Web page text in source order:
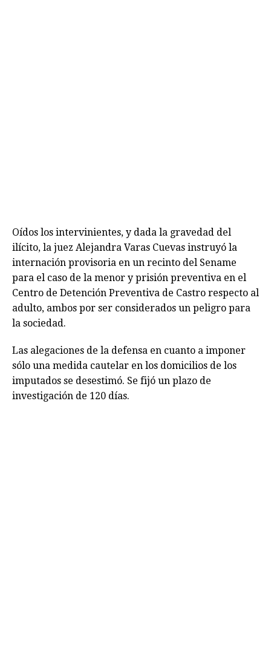
Oídos los intervinientes, y dada la gravedad del
ilícito, la juez Alejandra Varas Cuevas instruyó la
internación provisoria en un recinto del Sename
para el caso de la menor y prisión preventiva en el
Centro de Detención Preventiva de Castro respecto al
adulto, ambos por ser considerados un peligro para
la sociedad.
Las alegaciones de la defensa en cuanto a imponer
sólo una medida cautelar en los domicilios de los
imputados se desestimó. Se fijó un plazo de
investigación de 120 días.